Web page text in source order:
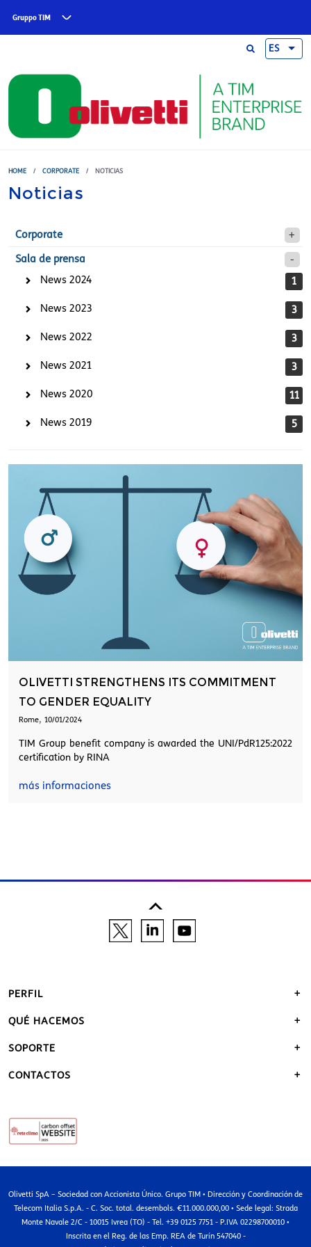
Gruppo TIM
ES
HOME / CORPORATE / NOTICIAS
Noticias
Corporate
Sala de prensa
News 2024
1
News 2023 3
News 2022 3
News 2021 3
News 2020 11
News 2019 5
OLIVETTI STRENGTHENS ITS COMMITMENT
TO GENDER EQUALITY
Rome, 10/01/2024
TIM Group benefit company is awarded the UNI/PdR125:2022
certification by RINA
más informaciones
PERFIL
QUÉ HACEMOS
SOPORTE
CONTACTOS
Olivetti SpA – Sociedad con Accionista Único. Grupo TIM • Dirección y Coordinación de
Telecom Italia S.p.A. - C. Soc. total. desembols. €11.000.000,00 • Sede legal: Strada
Monte Navale 2/C - 10015 Ivrea (TO) - Tel. +39 0125 7751 - P.IVA 02298700010 •
Inscrita en el Reg. de las Emp. REA de Turín 547040 -